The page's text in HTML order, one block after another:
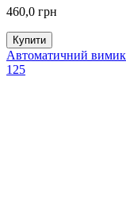
460,0 грн
Купити
Автоматичний
125